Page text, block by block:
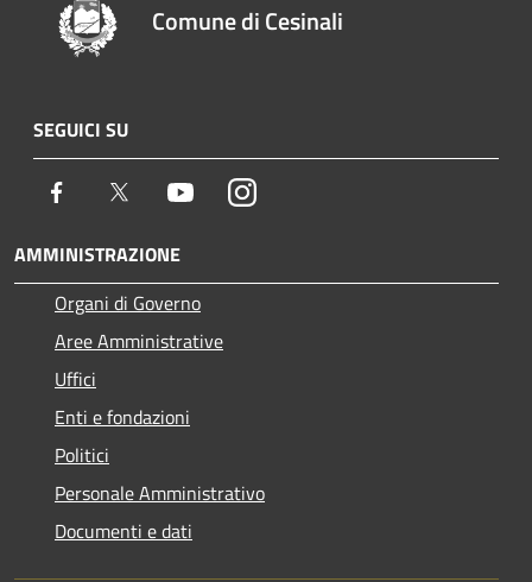
Comune di Cesinali
SEGUICI SU
Facebook Twitter YoutubeInstagram
AMMINISTRAZIONE
Organi di Governo
Aree Amministrative
Uffici
Enti e fondazioni
Politici
Personale Amministrativo
Documenti e dati